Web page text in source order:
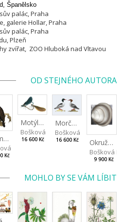
Španělsko
palác, Praha
galerie Hollar, Praha
palác, Praha
Plzeň
zvířat, ZOO Hluboká nad Vltavou
OD STEJNÉHO AUTORA
Kormorán velký
Radka
Kč
Motýlice obecná
Bošková Radka
16 600 Kč
Morčák velký
Bošková Radka
16 600 Kč Okružanka říční
Bošková
9 900 Kč
MOHLO BY SE VÁM LÍBIT